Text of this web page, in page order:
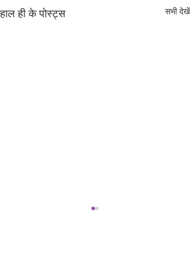
हाल ही के पोस्ट्स सभी देखें